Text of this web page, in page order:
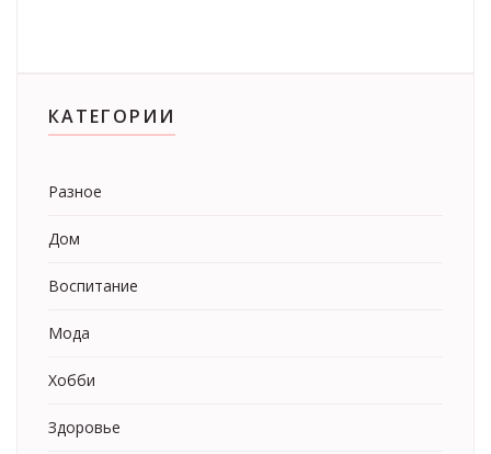
КАТЕГОРИИ
Разное
Дом
Воспитание
Мода
Хобби
Здоровье